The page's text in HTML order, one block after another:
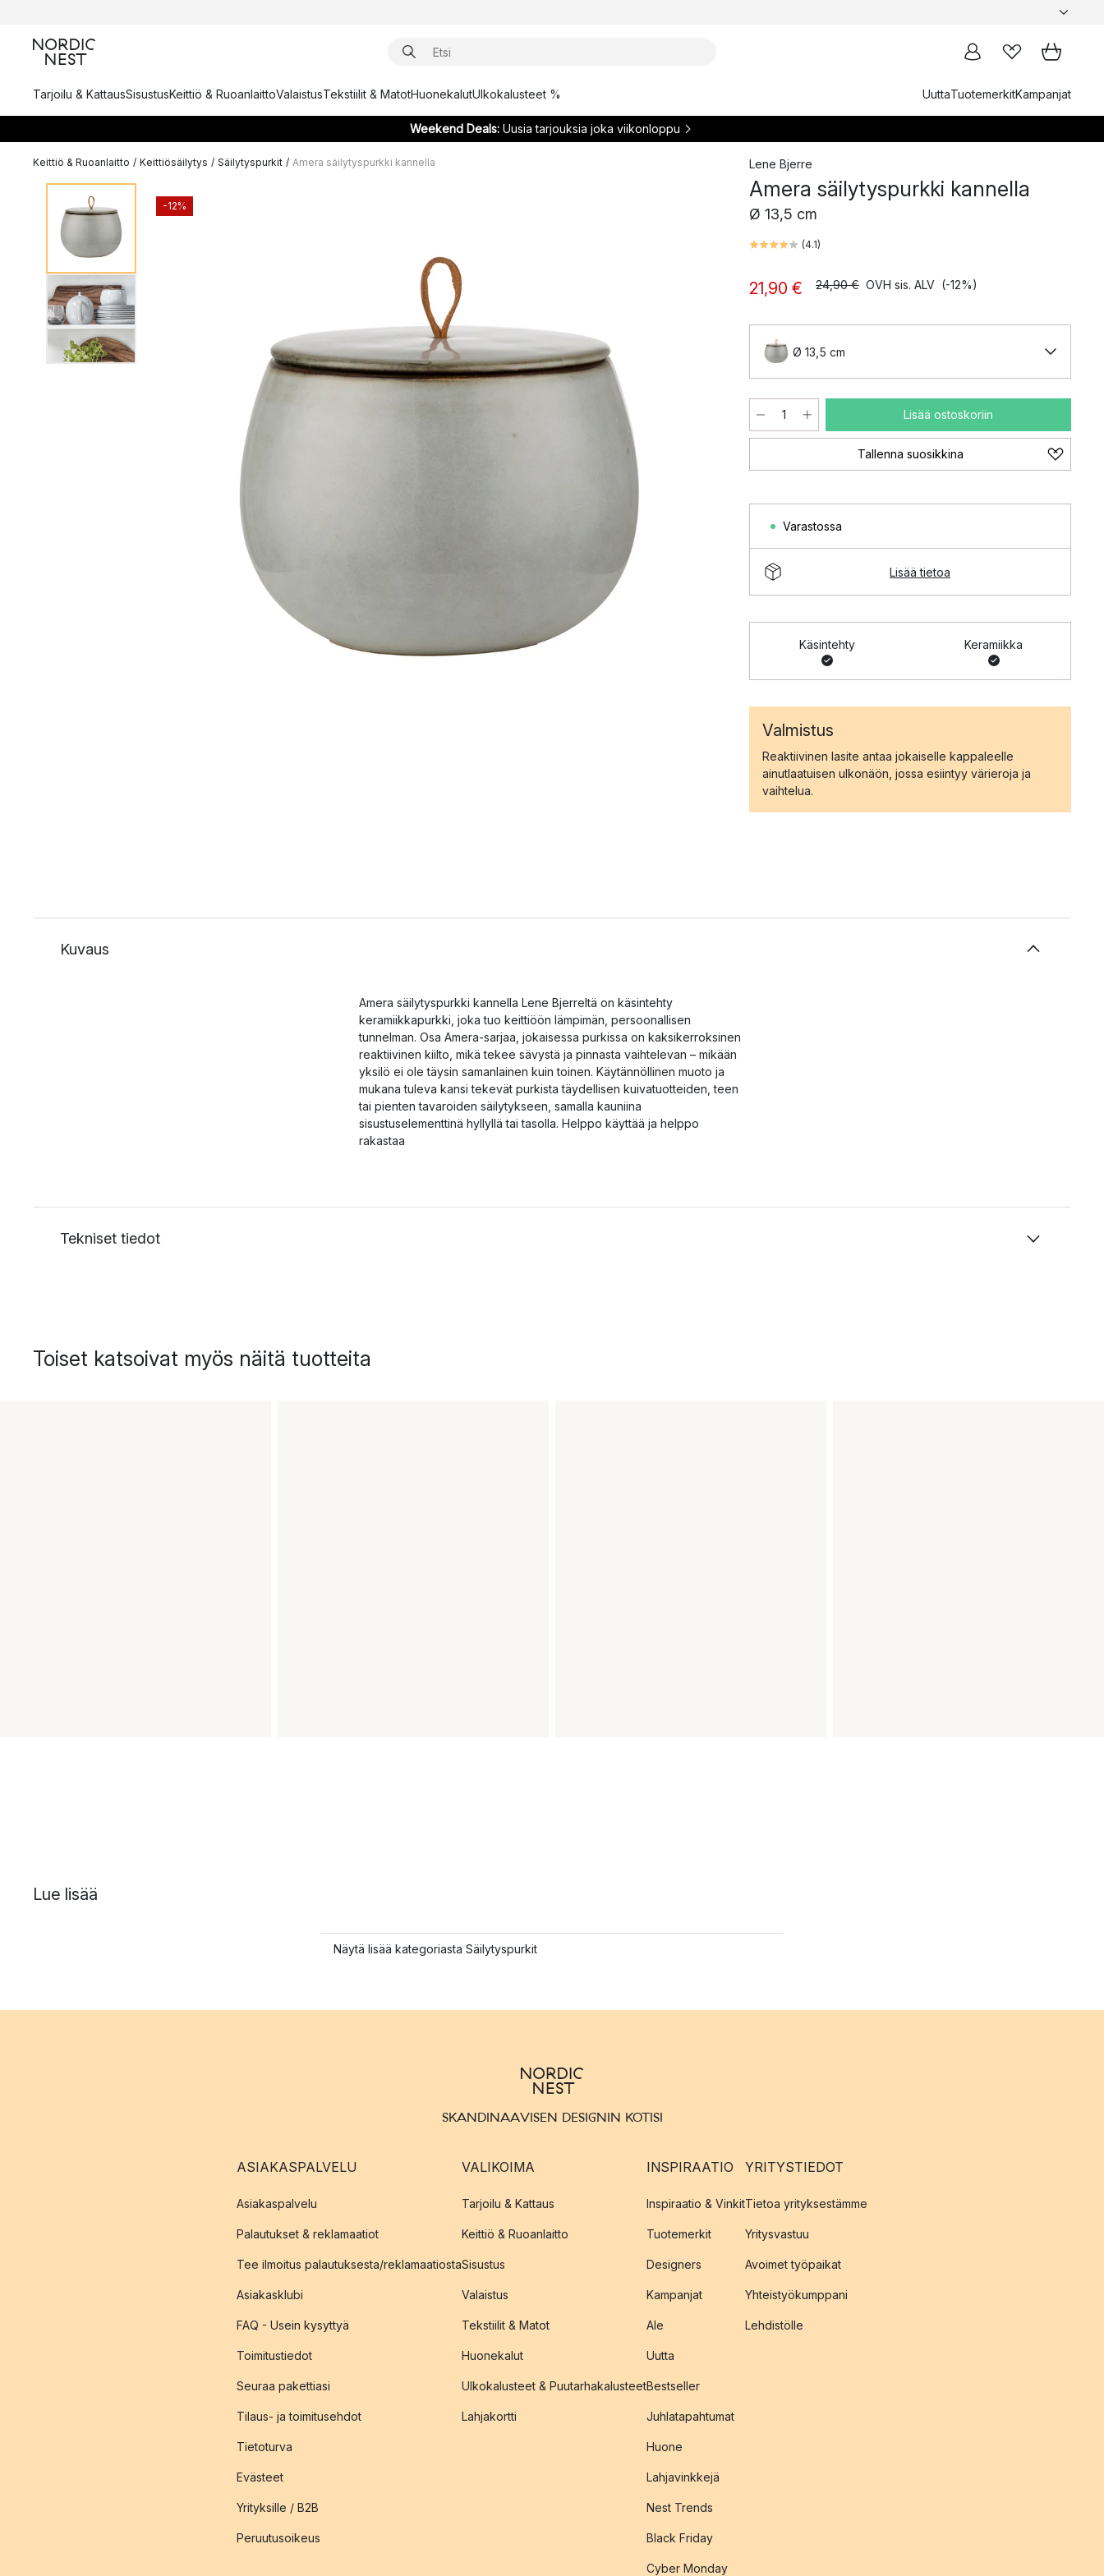
Tarjoilu & KattausSisustusKeittiö & RuoanlaittoValaistusTekstiilit & MatotHuonekalutUlkokalusteet % UuttaTuotemerkitKampanjat
Weekend Deals:Uusia tarjouksia joka viikonloppu
Keittiö & Ruoanlaitto / Keittiösäilytys / Säilytyspurkit / Amera säilytyspurkki kannella
-12%
Lene Bjerre
Amera säilytyspurkki kannella
Ø 13,5 cm
(4.1)
21,90 € 24,90 € OVH sis. ALV (-12%)
Ø 13,5 cm
Lisää ostoskoriin
Tallenna suosikkina
Varastossa
Lisää tietoa
Käsintehty Keramiikka
Valmistus
Reaktiivinen lasite antaa jokaiselle kappaleelle
ainutlaatuisen ulkonäön, jossa esiintyy värieroja ja
vaihtelua.
Kuvaus
Amera säilytyspurkki kannella Lene Bjerreltä on käsintehty
keramiikkapurkki, joka tuo keittiöön lämpimän, persoonallisen
tunnelman. Osa Amera-sarjaa, jokaisessa purkissa on kaksikerroksinen
reaktiivinen kiilto, mikä tekee sävystä ja pinnasta vaihtelevan – mikään
yksilö ei ole täysin samanlainen kuin toinen. Käytännöllinen muoto ja
mukana tuleva kansi tekevät purkista täydellisen kuivatuotteiden, teen
tai pienten tavaroiden säilytykseen, samalla kauniina
sisustuselementtinä hyllyllä tai tasolla. Helppo käyttää ja helppo
rakastaa
Tekniset tiedot
Toiset katsoivat myös näitä tuotteita
Lue lisää
Näytä lisää kategoriasta Säilytyspurkit
SKANDINAAVISEN DESIGNIN KOTISI
ASIAKASPALVELU
Asiakaspalvelu
Palautukset & reklamaatiot
Tee ilmoitus palautuksesta/reklamaatiosta
Asiakasklubi
FAQ - Usein kysyttyä
Toimitustiedot
Seuraa pakettiasi
Tilaus- ja toimitusehdot
Tietoturva
Evästeet
Yrityksille / B2B
Peruutusoikeus
VALIKOIMA
Tarjoilu & Kattaus
Keittiö & Ruoanlaitto
Sisustus
Valaistus
Tekstiilit & Matot
Huonekalut
Ulkokalusteet & Puutarhakalusteet
Lahjakortti
INSPIRAATIO
Inspiraatio & Vinkit
Tuotemerkit
Designers
Kampanjat
Ale
Uutta
Bestseller
Juhlatapahtumat
Huone
Lahjavinkkejä
Nest Trends
Black Friday
Cyber Monday
YRITYSTIEDOT
Tietoa yrityksestämme
Yritysvastuu
Avoimet työpaikat
Yhteistyökumppani
Lehdistölle